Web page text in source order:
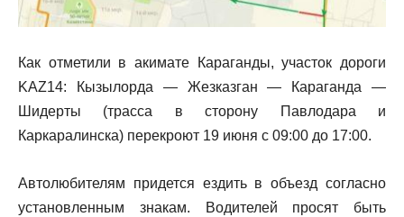
Как отметили в акимате Караганды, участок дороги
KAZ14: Кызылорда — Жезказган — Караганда —
Шидерты (трасса в сторону Павлодара и
Каркаралинска) перекроют 19 июня с 09:00 до 17:00.
Автолюбителям придется ездить в объезд согласно
установленным знакам. Водителей просят быть